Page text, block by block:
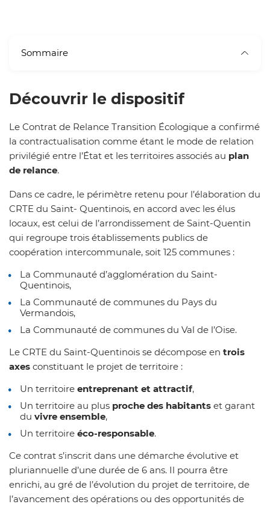
Sommaire
Découvrir le dispositif
Le Contrat de Relance Transition Écologique a confirmé
la contractualisation comme étant le mode de relation
privilégié entre l’État et les territoires associés au plan
de relance.
Dans ce cadre, le périmètre retenu pour l’élaboration du
CRTE du Saint- Quentinois, en accord avec les élus
locaux, est celui de l’arrondissement de Saint-Quentin
qui regroupe trois établissements publics de
coopération intercommunale, soit 125 communes :
La Communauté d’agglomération du Saint-
Quentinois,
La Communauté de communes du Pays du
Vermandois,
La Communauté de communes du Val de l’Oise.
Le CRTE du Saint-Quentinois se décompose en trois
axes constituant le projet de territoire :
Un territoire entreprenant et attractif,
Un territoire au plus proche des habitants et garant
du vivre ensemble,
Un territoire éco-responsable.
Ce contrat s’inscrit dans une démarche évolutive et
pluriannuelle d’une durée de 6 ans. Il pourra être
enrichi, au gré de l’évolution du projet de territoire, de
l’avancement des opérations ou des opportunités de